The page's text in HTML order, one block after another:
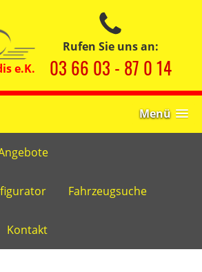
Rufen Sie uns an:
03 66 03 - 87 0 14
Menü
Fahrzeugsuche
Kontakt